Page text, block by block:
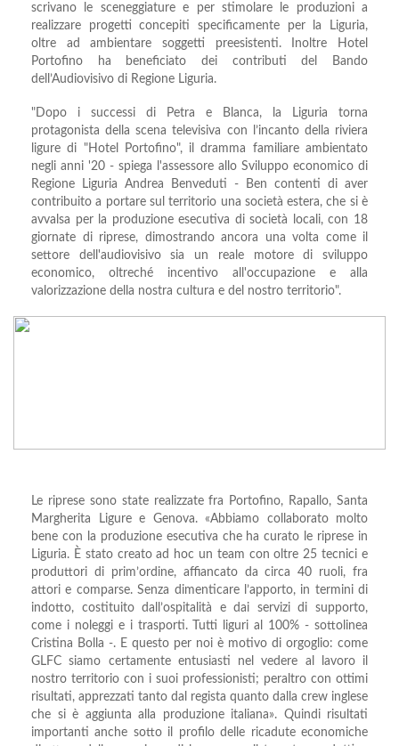
scrivano le sceneggiature e per stimolare le produzioni a
realizzare progetti concepiti specificamente per la Liguria,
oltre ad ambientare soggetti preesistenti. Inoltre Hotel
Portofino ha beneficiato dei contributi del Bando
dell’Audiovisivo di Regione Liguria.
"Dopo i successi di Petra e Blanca, la Liguria torna
protagonista della scena televisiva con l’incanto della riviera
ligure di "Hotel Portofino", il dramma familiare ambientato
negli anni '20 - spiega l'assessore allo Sviluppo economico di
Regione Liguria Andrea Benveduti - Ben contenti di aver
contribuito a portare sul territorio una società estera, che si è
avvalsa per la produzione esecutiva di società locali, con 18
giornate di riprese, dimostrando ancora una volta come il
settore dell'audiovisivo sia un reale motore di sviluppo
economico, oltreché incentivo all'occupazione e alla
valorizzazione della nostra cultura e del nostro territorio".
Le riprese sono state realizzate fra Portofino, Rapallo, Santa
Margherita Ligure e Genova. «Abbiamo collaborato molto
bene con la produzione esecutiva che ha curato le riprese in
Liguria. È stato creato ad hoc un team con oltre 25 tecnici e
produttori di prim’ordine, affiancato da circa 40 ruoli, fra
attori e comparse. Senza dimenticare l’apporto, in termini di
indotto, costituito dall’ospitalità e dai servizi di supporto,
come i noleggi e i trasporti. Tutti liguri al 100% - sottolinea
Cristina Bolla -. E questo per noi è motivo di orgoglio: come
GLFC siamo certamente entusiasti nel vedere al lavoro il
nostro territorio con i suoi professionisti; peraltro con ottimi
risultati, apprezzati tanto dal regista quanto dalla crew inglese
che si è aggiunta alla produzione italiana». Quindi risultati
importanti anche sotto il profilo delle ricadute economiche